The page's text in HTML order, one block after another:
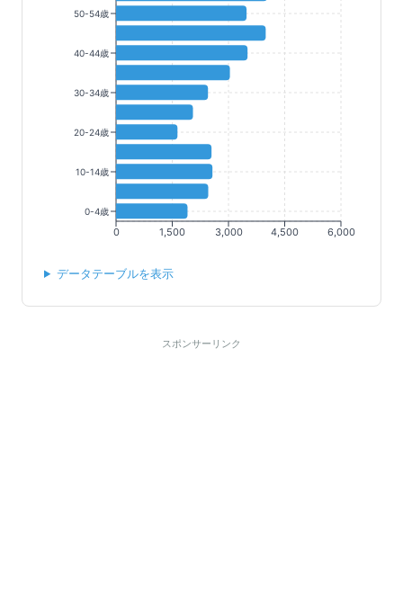
0 1,500 3,000 4,500 6,000
50-54歳
40-44歳
30-34歳
20-24歳
10-14歳
0-4歳
データテーブルを表示
スポンサーリンク